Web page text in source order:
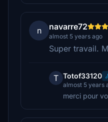
n navarre72
almost 5 years ago
Super travail.
T Totof33120
almost 5 years
merci pour